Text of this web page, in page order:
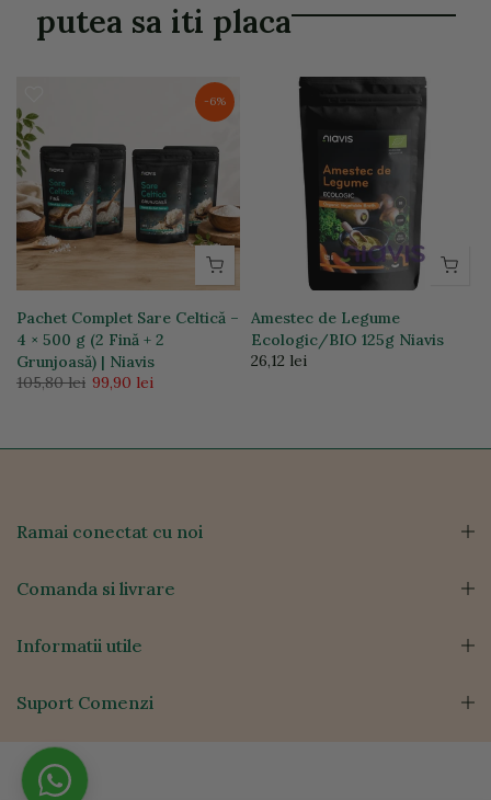
putea sa iti placa
-6%
Pachet Complet Sare Celtică –
4 × 500 g (2 Fină + 2
Grunjoasă) | Niavis
105,80 lei 99,90 lei
Amestec de Legume
Ecologic/BIO 125g Niavis
26,12 lei
Ramai conectat cu noi
Comanda si livrare
Informatii utile
Suport Comenzi